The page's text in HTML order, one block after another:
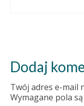
Dodaj
Twój adres e-mail
Wymagane pola